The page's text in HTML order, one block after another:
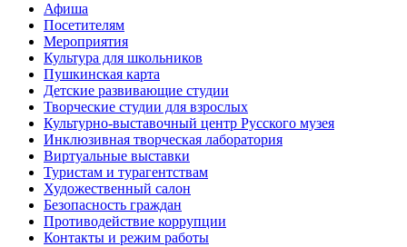
Афиша
Посетителям
Мероприятия
Культура для школьников
Пушкинская карта
Детские развивающие студии
Творческие студии для взрослых
Культурно-выставочный центр Русского музея
Инклюзивная творческая лаборатория
Виртуальные выставки
Туристам и турагентствам
Художественный салон
Безопасность граждан
Противодействие коррупции
Контакты и режим работы